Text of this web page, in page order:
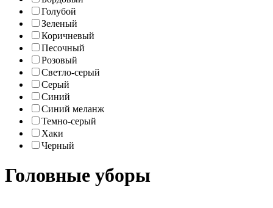
Голубой
Зеленый
Коричневый
Песочный
Розовый
Светло-серый
Серый
Синий
Синий меланж
Темно-серый
Хаки
Черный
Головные уборы